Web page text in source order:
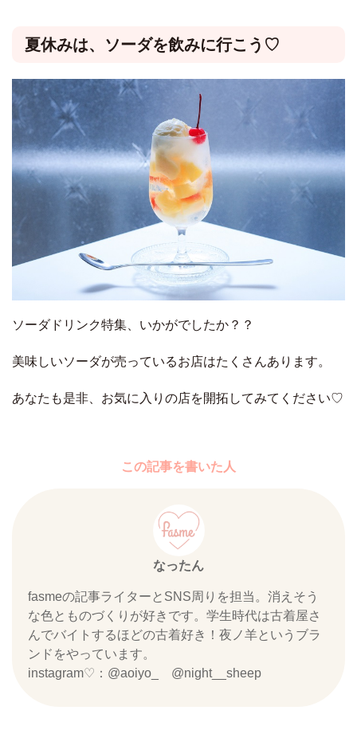
夏休みは、ソーダを飲みに行こう♡
ソーダドリンク特集、いかがでしたか？？
美味しいソーダが売っているお店はたくさんあります。
あなたも是非、お気に入りの店を開拓してみてください♡
この記事を書いた人
なったん
fasmeの記事ライターとSNS周りを担当。消えそう
な色とものづくりが好きです。学生時代は古着屋さ
んでバイトするほどの古着好き！夜ノ羊というブラ
ンドをやっています。
instagram♡：@aoiyo_ @night__sheep